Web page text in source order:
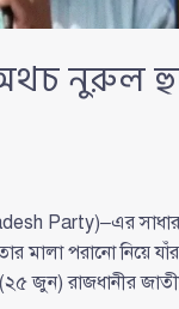
নুরুল
Party)–এর
পরানো নিয়ে
জুন) রাজধানীর